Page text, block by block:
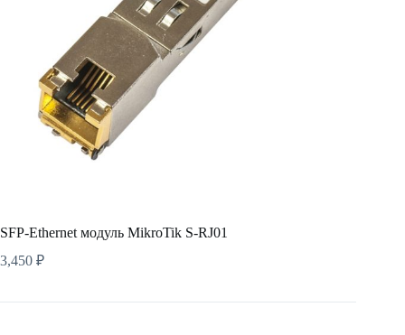
SFP-Ethernet модуль MikroTik S-RJ01
3,450 ₽